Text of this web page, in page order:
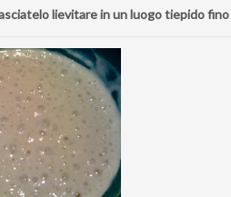
lievitare in un luogo tiepido fino